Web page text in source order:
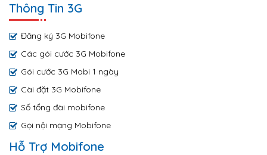
Thông Tin 3G
Đăng ký 3G Mobifone
Các gói cước 3G Mobifone
Gói cước 3G Mobi 1 ngày
Cài đặt 3G Mobifone
Số tổng đài mobifone
Gọi nội mạng Mobifone
Hỗ Trợ Mobifone